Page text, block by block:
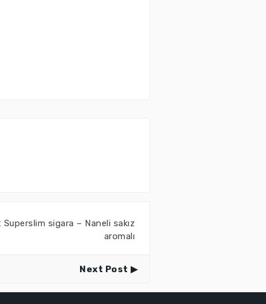
sigara – Naneli sakız
aromalı
Next Post